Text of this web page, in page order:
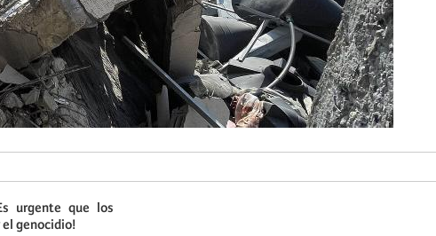
urgente que los
genocidio!